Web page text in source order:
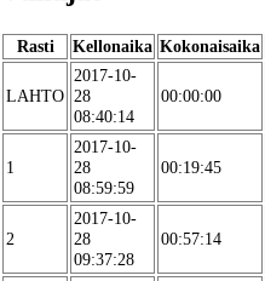
Rasti Kellonaika Kokonaisaika
LAHTO
2017-10-
28
08:40:14
00:00:00
1
2017-10-
28
08:59:59
00:19:45
2
2017-10-
28
09:37:28
00:57:14